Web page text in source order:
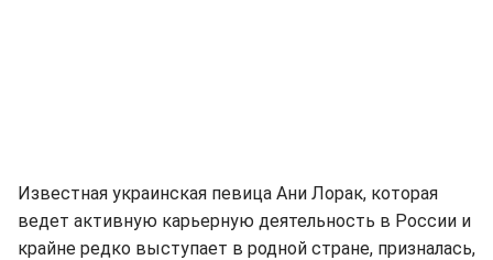
Известная украинская певица Ани Лорак, которая
ведет активную карьерную деятельность в России и
крайне редко выступает в родной стране, призналась,